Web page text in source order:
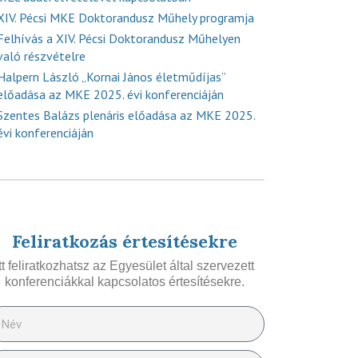
Pécsi MKE Doktorandusz Műhely programja
a XIV. Pécsi Doktorandusz Műhelyen
részvételre
László „Kornai János életműdíjas”
az MKE 2025. évi konferenciáján
Balázs plenáris előadása az MKE 2025.
konferenciáján
Feliratkozás értesítésekre
feliratkozhatsz az Egyesület által szervezett
konferenciákkal kapcsolatos értesítésekre.